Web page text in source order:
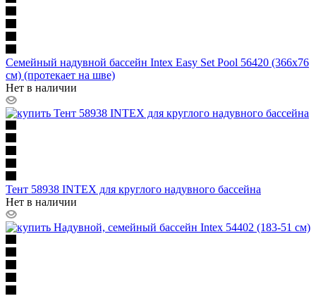
Семейный надувной бассейн Intex Easy Set Pool 56420 (366х76
см) (протекает на шве)
Нет в наличии
Тент 58938 INTEX для круглого надувного бассейна
Нет в наличии